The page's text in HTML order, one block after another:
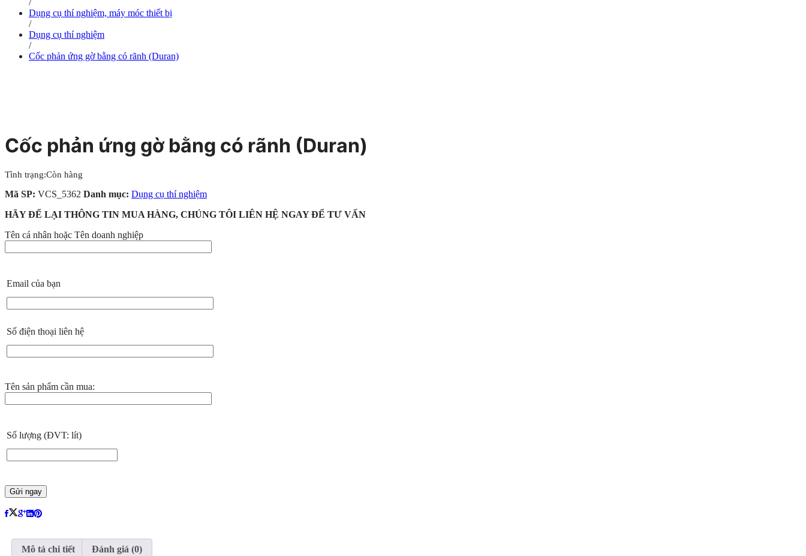
Dụng cụ thí nghiệm, máy móc thiết bị
/
Dụng cụ thí nghiệm
/
Cốc phản ứng gờ bằng có rãnh (Duran)
Cốc phản ứng gờ bằng có rãnh (Duran)
Tình trạng:Còn hàng
Mã SP: VCS_5362 Danh mục: Dụng cụ thí nghiệm
HÃY ĐỂ LẠI THÔNG TIN MUA HÀNG, CHÚNG TÔI LIÊN HỆ NGAY ĐỂ TƯ VẤN
Tên cá nhân hoặc Tên doanh nghiệp
Email của bạn
Số điện thoại liên hệ
Tên sản phẩm cần mua:
Số lượng (ĐVT: lít)
Mô tả chi tiết Đánh giá (0)